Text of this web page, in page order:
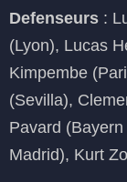
Defenseurs :
(Lyon), Lucas
Kimpembe
(Sevilla),
Pavard
Madrid), Kurt